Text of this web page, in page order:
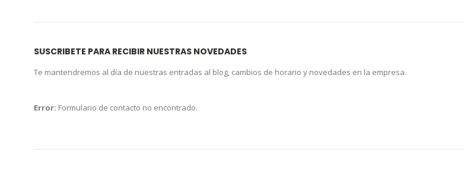
SUSCRIBETE PARA RECIBIR NUESTRAS NOVEDADES
Te mantendremos al día de nuestras entradas al blog, cambios de horario y novedades en la empresa.
Error: Formulario de contacto no encontrado.